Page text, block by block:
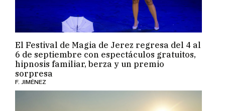
El Festival de Magia de Jerez regresa del 4 al
6 de septiembre con espectáculos gratuitos,
hipnosis familiar, berza y un premio
sorpresa
F. JIMÉNEZ